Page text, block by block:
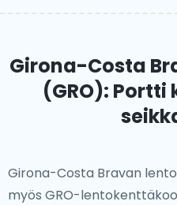
Girona-Costa
(GRO):
Girona-Costa Bravan
myös GRO-